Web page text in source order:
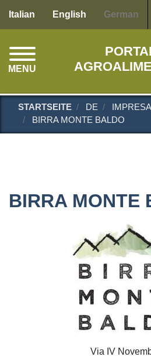
Italian English German
MENU
STARTSEITE DE
IMPRESA
BIRRA MONTE BALDO
BIRRA MONTE
Via IV